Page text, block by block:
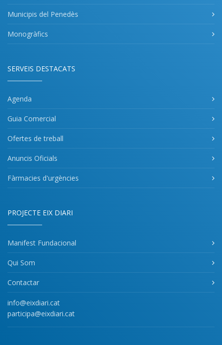
Municipis del Penedès
Monogràfics
SERVEIS DESTACATS
Agenda
Guia Comercial
Ofertes de treball
Anuncis Oficials
Fàrmacies d'urgències
PROJECTE EIX DIARI
Manifest Fundacional
Qui Som
Contactar
info@eixdiari.cat
participa@eixdiari.cat